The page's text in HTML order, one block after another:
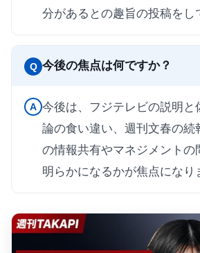
分があるとの趣旨の投稿をし
Q 今後の焦点は何ですか？
A 今後は、フジテレビの説明と
論の食い違い、週刊文春の続
の情報共有やマネジメントの
明らかになるかが焦点になり